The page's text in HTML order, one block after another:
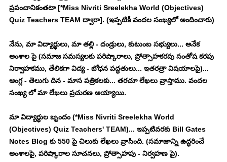
ప్రపంచానికంతటా [*Miss Nivriti Sreelekha World (Objectives)
Quiz Teachers TEAM ద్వారా]. (ఇప్పటికీ వందల సంఖ్యలో అందించారు)
నేను, మా విద్యార్థులు, మా తల్లి - దండ్రులు, కుటుంబ సభ్యులు... అనేక
అంశాల పై (సమాజ సమస్యలకు పరిష్కారాలు, ప్రోత్సాహకరపు సంతోష కరపు
నిర్వాహకము, తేలికగా విద్య - బోధన పద్ధతులు... ఇతరత్రా విషయాలపై)...
ఆంగ్ల - తెలుగు దిన - మాస పత్రికలకు... తరచూ లేఖలు వ్రాస్తాము. వందల
సంఖ్య లో మా లేఖలు ప్రచురణ అయ్యాయి.
మా విద్యార్థుల బృందం (*Miss Nivriti Sreelekha World
(Objectives) Quiz Teachers' TEAM)... ఇప్పటివరకు Bill Gates
Notes Blog కు 550 పై చిలుకు లేఖలు వ్రాసింది. (సమాజాన్ని ఉద్ధరించే
అంశాలపై, పరిష్కారాల సూచనలు, ప్రోత్సాహపు - నిర్వహణ పై).